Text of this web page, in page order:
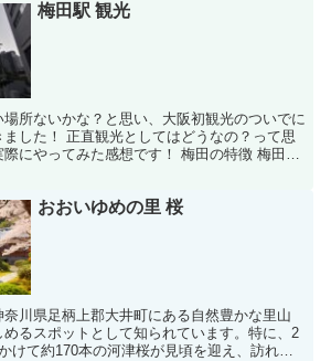
梅田駅 観光
所ないかな？と思い、大阪初観光のついでに
した！ 正直観光としてはどうなの？って思
際にやってみた感想です！ 梅田の特徴 梅田駅
おおいゆめの里 桜
川県足柄上郡大井町にある自然豊かな里山
るスポットとして知られています。特に、2
けて約170本の河津桜が見頃を迎え、訪れる